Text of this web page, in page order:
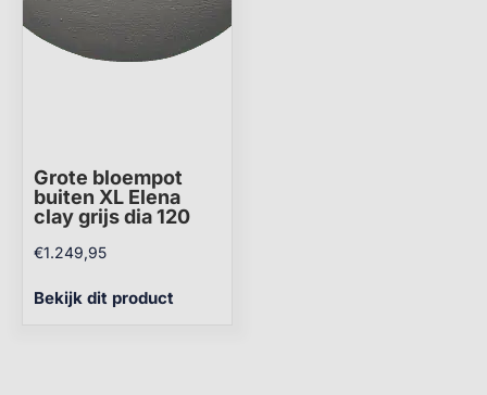
Grote bloempot
buiten XL Elena
clay grijs dia 120
€1.249,95
Bekijk dit product